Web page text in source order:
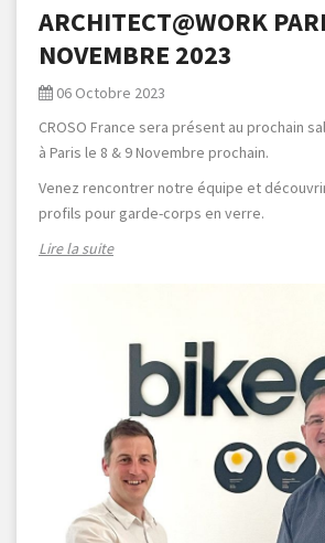
ARCHITECT@WORK
NOVEMBRE 2023
06 Octobre 2023
CROSO France sera présent au prochain
à Paris le 8 & 9 Novembre prochain.
Venez rencontrer notre équipe et
profils pour garde-corps en verre.
Lire la suite